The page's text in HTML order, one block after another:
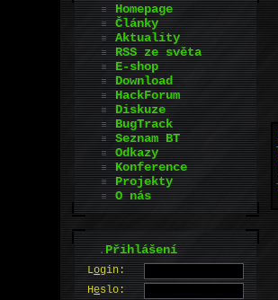
Homepage
Články
Aktuality
RSS ze světa
E-shop
Download
HackForum
Diskuze
BugTrack
Seznam BT
Odkazy
Konference
Projekty
O nás
.Přihlášení
Login:
Heslo: